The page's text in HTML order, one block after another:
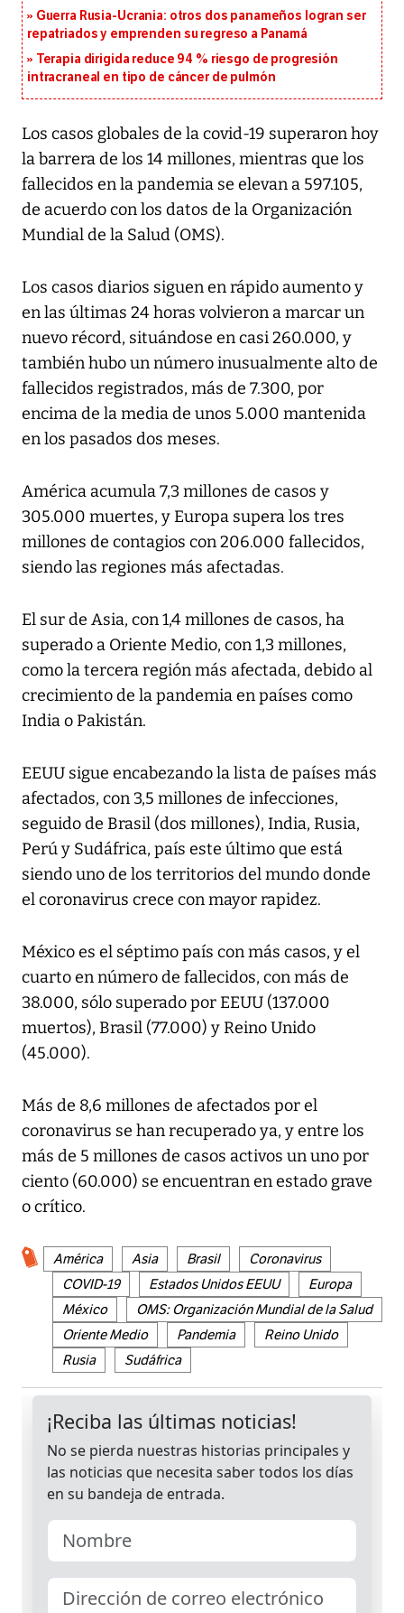
Guerra Rusia-Ucrania: otros dos panameños logran ser
repatriados y emprenden su regreso a Panamá
Terapia dirigida reduce 94 % riesgo de progresión
intracraneal en tipo de cáncer de pulmón
Los casos globales de la covid-19 superaron hoy
la barrera de los 14 millones, mientras que los
fallecidos en la pandemia se elevan a 597.105,
de acuerdo con los datos de la Organización
Mundial de la Salud (OMS).
Los casos diarios siguen en rápido aumento y
en las últimas 24 horas volvieron a marcar un
nuevo récord, situándose en casi 260.000, y
también hubo un número inusualmente alto de
fallecidos registrados, más de 7.300, por
encima de la media de unos 5.000 mantenida
en los pasados dos meses.
América acumula 7,3 millones de casos y
305.000 muertes, y Europa supera los tres
millones de contagios con 206.000 fallecidos,
siendo las regiones más afectadas.
El sur de Asia, con 1,4 millones de casos, ha
superado a Oriente Medio, con 1,3 millones,
como la tercera región más afectada, debido al
crecimiento de la pandemia en países como
India o Pakistán.
EEUU sigue encabezando la lista de países más
afectados, con 3,5 millones de infecciones,
seguido de Brasil (dos millones), India, Rusia,
Perú y Sudáfrica, país este último que está
siendo uno de los territorios del mundo donde
el coronavirus crece con mayor rapidez.
México es el séptimo país con más casos, y el
cuarto en número de fallecidos, con más de
38.000, sólo superado por EEUU (137.000
muertos), Brasil (77.000) y Reino Unido
(45.000).
Más de 8,6 millones de afectados por el
coronavirus se han recuperado ya, y entre los
más de 5 millones de casos activos un uno por
ciento (60.000) se encuentran en estado grave
o crítico.
América Asia Brasil
Coronavirus
COVID-19
Estados Unidos EEUU
Europa
México
OMS: Organización Mundial de la Salud
Oriente Medio
Pandemia
Reino Unido
Rusia
Sudáfrica